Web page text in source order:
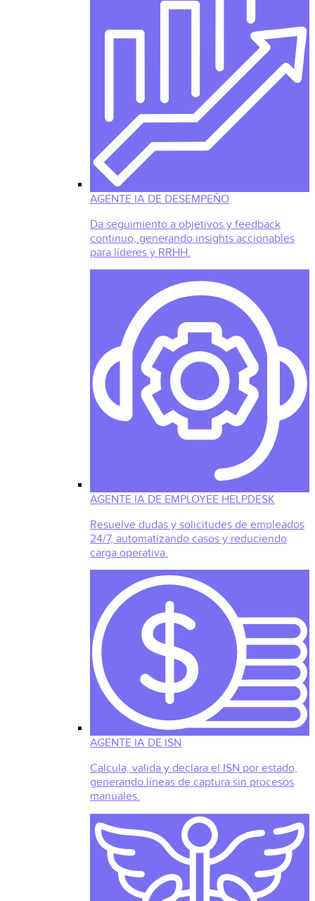
AGENTE IA DE DESEMPEÑO
Da seguimiento a objetivos y feedback
continuo, generando insights accionables
para líderes y RRHH.
AGENTE IA DE EMPLOYEE HELPDESK
Resuelve dudas y solicitudes de empleados
24/7, automatizando casos y reduciendo
carga operativa.
AGENTE IA DE ISN
Calcula, valida y declara el ISN por estado,
generando líneas de captura sin procesos
manuales.